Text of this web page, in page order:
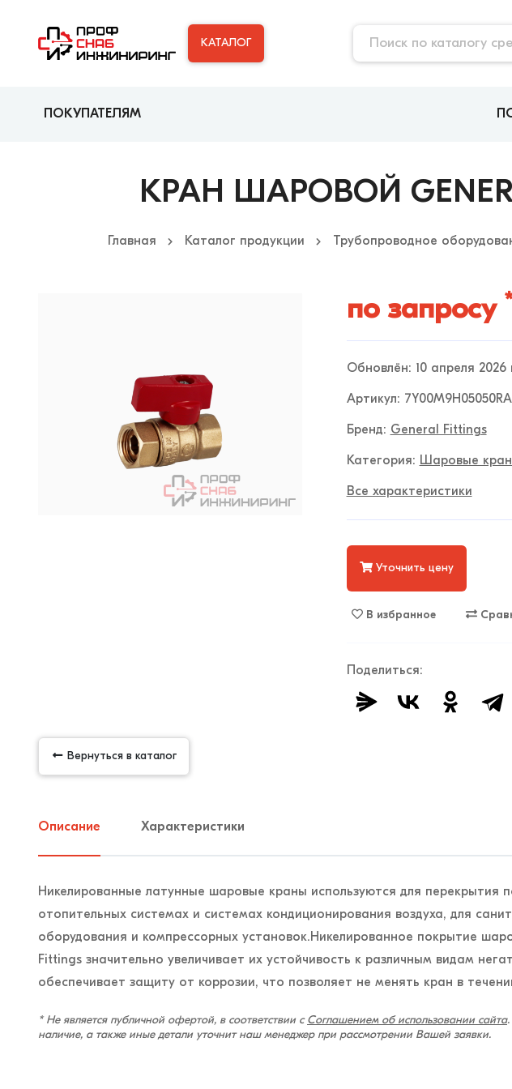
КАТАЛОГ
ПОКУПАТЕЛЯМ
Главная Каталог продукции Трубопроводное
КРАН ШАРОВОЙ
по запросу
Обновлён: 10 апреля 2026
Артикул: 7Y00M9H05050RA
Бренд: General Fittings
Категория: Шаровые
Все характеристики
Уточнить цену
В избранное
Поделиться:
Вернуться в каталог
Описание Характеристики
Никелированные латунные шаровые краны используются для перекрытия
отопительных системах и системах кондиционирования воздуха, для
оборудования и компрессорных установок.Никелированное покрытие
Fittings значительно увеличивает их устойчивость к различным видам
обеспечивает защиту от коррозии, что позволяет не менять кран в
* Не является публичной офертой, в соответствии с Соглашением об использовании сайта.
наличие, а также иные детали уточнит наш менеджер при рассмотрении Вашей заявки.